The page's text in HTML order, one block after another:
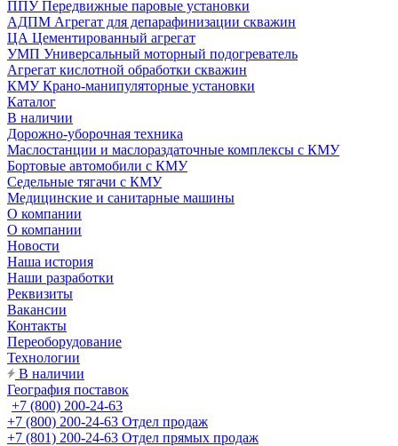
ППУ Передвижные паровые установки
АДПМ Агрегат для депарафинизации скважин
ЦА Цементированный агрегат
УМП Универсальный моторный подогреватель
Агрегат кислотной обработки скважин
КМУ Крано-манипуляторные установки
Каталог
В наличии
Дорожно-уборочная техника
Маслостанции и маслораздаточные комплексы с КМУ
Бортовые автомобили с КМУ
Седельные тягачи с КМУ
Медицинские и санитарные машины
О компании
О компании
Новости
Наша история
Наши разработки
Реквизиты
Вакансии
Контакты
Переоборудование
Технологии
В наличии
География поставок
+7 (800) 200-24-63
+7 (800) 200-24-63 Отдел продаж
+7 (801) 200-24-63 Отдел прямых продаж